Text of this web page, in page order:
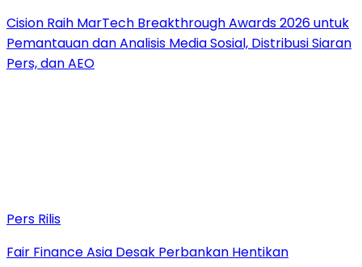
Cision Raih MarTech Breakthrough Awards 2026 untuk
Pemantauan dan Analisis Media Sosial, Distribusi Siaran
Pers, dan AEO
Pers Rilis
Fair Finance Asia Desak Perbankan Hentikan